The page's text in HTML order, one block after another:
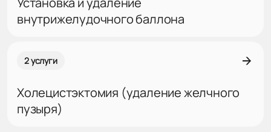
внутрижелудочного баллона
2 услуги
Холецистэктомия (удаление желчного
пузыря)